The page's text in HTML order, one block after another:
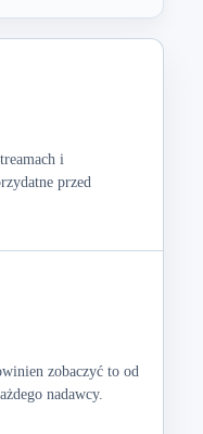
i
przed
zobaczyć to od
nadawcy.